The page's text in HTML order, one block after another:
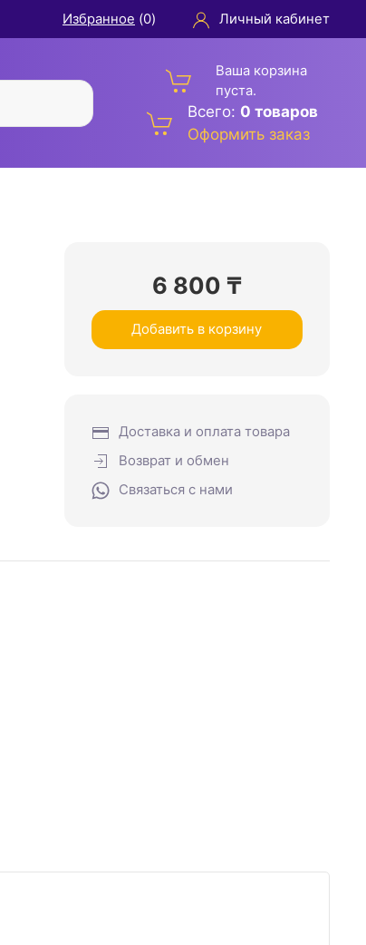
Избранное (0) Личный кабинет
Ваша корзина
пуста.
Всего: 0 товаров
Оформить заказ
6 800 ₸
Добавить в корзину
Доставка и оплата товара
Возврат и обмен
Связаться с нами